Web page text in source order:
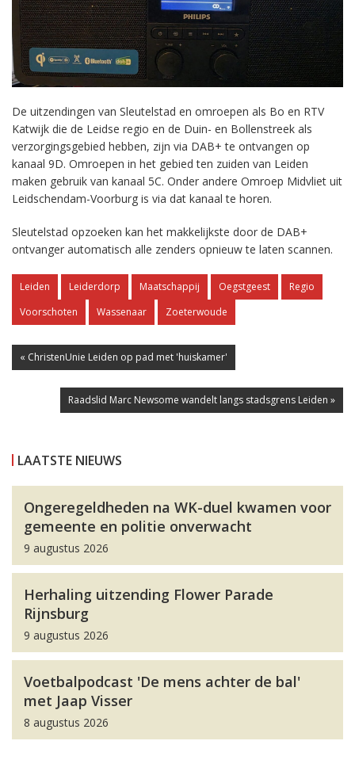
De uitzendingen van Sleutelstad en omroepen als Bo en RTV
Katwijk die de Leidse regio en de Duin- en Bollenstreek als
verzorgingsgebied hebben, zijn via DAB+ te ontvangen op
kanaal 9D. Omroepen in het gebied ten zuiden van Leiden
maken gebruik van kanaal 5C. Onder andere Omroep Midvliet uit
Leidschendam-Voorburg is via dat kanaal te horen.
Sleutelstad opzoeken kan het makkelijkste door de DAB+
ontvanger automatisch alle zenders opnieuw te laten scannen.
Leiden Leiderdorp Maatschappij Oegstgeest
Regio
Voorschoten
Wassenaar Zoeterwoude
« ChristenUnie Leiden op pad met 'huiskamer'
Raadslid Marc Newsome wandelt langs stadsgrens Leiden »
LAATSTE NIEUWS
Ongeregeldheden na WK-duel kwamen voor
gemeente en politie onverwacht
9 augustus 2026
Herhaling uitzending Flower Parade
Rijnsburg
9 augustus 2026
Voetbalpodcast 'De mens achter de bal'
met Jaap Visser
8 augustus 2026